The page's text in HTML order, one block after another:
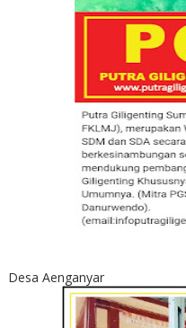
Desa Aenganyar